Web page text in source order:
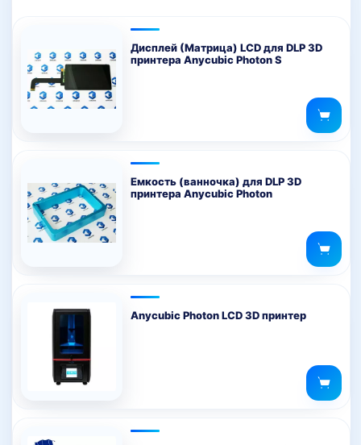
Дисплей (Матрица) LCD для DLP 3D
принтера Anycubic Photon S
Емкость (ванночка) для DLP 3D
принтера Anycubic Photon
Anycubic Photon LCD 3D принтер